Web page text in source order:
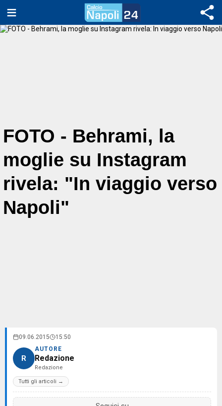
FOTO - Behrami, la
moglie su Instagram
rivela: "In viaggio verso
Napoli"
09.06.2015 15:50
R
AUTORE
Redazione
Redazione
Tutti gli articoli →